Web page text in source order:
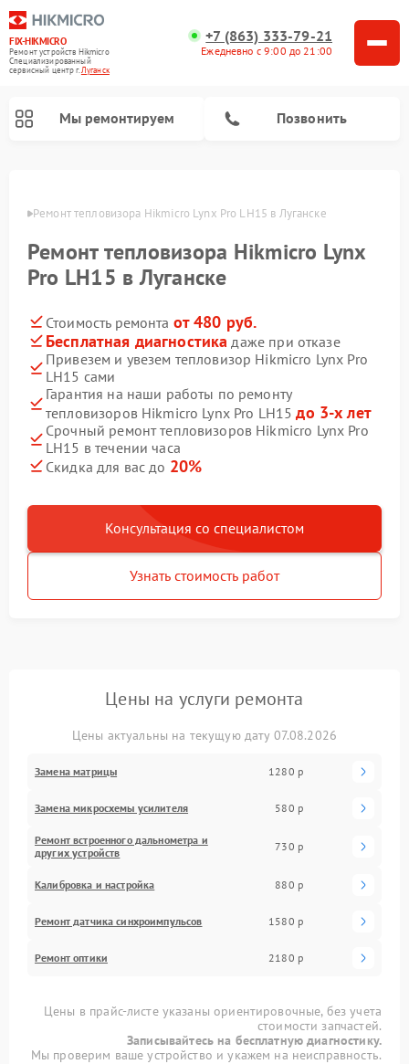
FIX-HIKMICRO
Ремонт устройств Hikmicro
Специализированный
cервисный центр г.Луганск
+7 (863) 333-79-21
Ежедневно с 9:00 до 21:00
Мы ремонтируем Позвонить
Ремонт тепловизора Hikmicro Lynx Pro LH15 в Луганске
Ремонт тепловизора Hikmicro Lynx
Pro LH15 в Луганске
Стоимость ремонта от 480 руб.
Бесплатная диагностика даже при отказе
Привезем и увезем тепловизор Hikmicro Lynx Pro
LH15 сами
Гарантия на наши работы по ремонту
тепловизоров Hikmicro Lynx Pro LH15до 3-х лет
Срочный ремонт тепловизоров Hikmicro Lynx Pro
LH15 в течении часа
Скидка для вас до 20%
Консультация со специалистом
Узнать стоимость работ
Цены на услуги ремонта
Цены актуальны на текущую дату 07.08.2026
Замена матрицы 1280 р
Замена микросхемы усилителя 580 р
Ремонт встроенного дальнометра и
других устройств
730 р
Калибровка и настройка 880 р
Ремонт датчика синхроимпульсов 1580 р
Ремонт оптики 2180 р
Цены в прайс-листе указаны ориентировочные, без учета
стоимости запчастей.
Записывайтесь на бесплатную диагностику.
Мы проверим ваше устройство и укажем на неисправность.